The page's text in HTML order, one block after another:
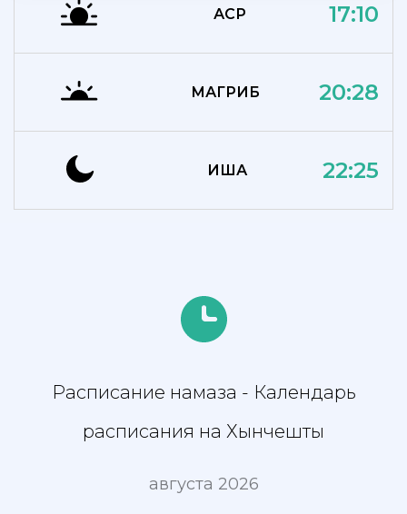
АСР 17:10
МАГРИБ 20:28
ИША 22:25
Расписание намаза - Календарь
расписания на Хынчешты
августа 2026